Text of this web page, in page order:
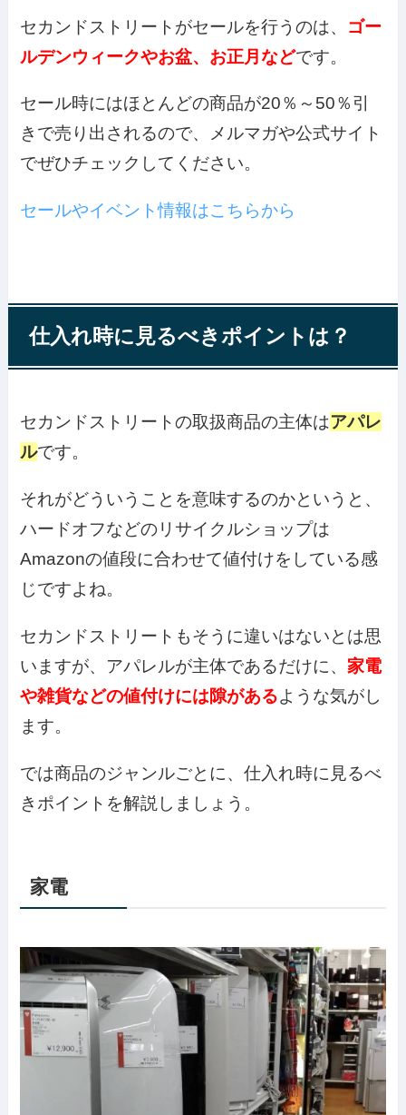
セカンドストリートがセールを行うのは、 ゴー
ルデンウィークやお盆、お正月などです。
セール時にはほとんどの商品が20％～50％引
きで売り出されるので、メルマガや公式サイト
でぜひチェックしてください。
セールやイベント情報はこちらから
仕入れ時に見るべきポイントは？
セカンドストリートの取扱商品の主体はアパレ
ルです。
それがどういうことを意味するのかというと、
ハードオフなどのリサイクルショップは
Amazonの値段に合わせて値付けをしている感
じですよね。
セカンドストリートもそうに違いはないとは思
いますが、アパレルが主体であるだけに、家電
や雑貨などの値付けには隙があるような気がし
ます。
では商品のジャンルごとに、仕入れ時に見るべ
きポイントを解説しましょう。
家電